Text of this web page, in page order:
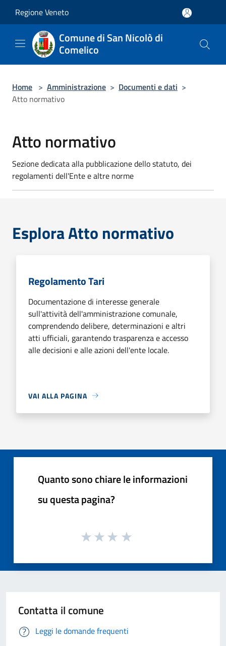
Regione Veneto
Comune di San Nicolò di
Comelico
Home > Amministrazione > Documenti e dati >
Atto normativo
Atto normativo
Sezione dedicata alla pubblicazione dello statuto, dei
regolamenti dell'Ente e altre norme
Esplora Atto normativo
Regolamento Tari
Documentazione di interesse generale
sull'attività dell'amministrazione comunale,
comprendendo delibere, determinazioni e altri
atti ufficiali, garantendo trasparenza e accesso
alle decisioni e alle azioni dell'ente locale.
VAI ALLA PAGINA
Quanto sono chiare le informazioni
su questa pagina?
Contatta il comune
Leggi le domande frequenti